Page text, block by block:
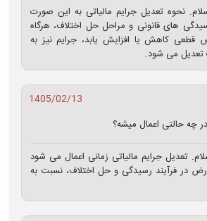
نحوه تعدیل جرایم مالیاتی به این صورت
های قانونی و مراحل حل اختلاف، هرگاه
قطعی کاهش یا افزایش یابد، جرایم نیز به
تعدیل می‌ شود.
1405/02/13
چه حالتی اعمال میشه؟
تعدیل جرایم مالیاتی زمانی اعمال می‌ شود
در فرآیند رسیدگی و حل اختلاف، نسبت به